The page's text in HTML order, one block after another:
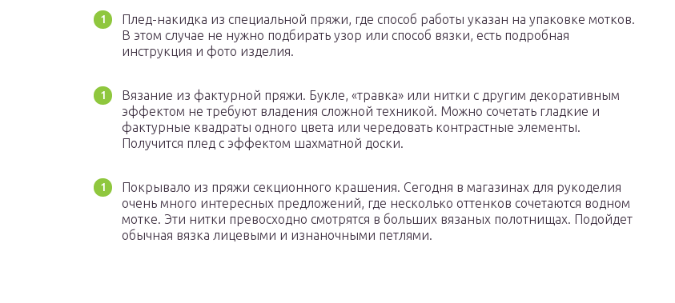
Плед-накидка из специальной пряжи, где способ работы указан на упаковке мотков.
В этом случае не нужно подбирать узор или способ вязки, есть подробная
инструкция и фото изделия.
Вязание из фактурной пряжи. Букле, «травка» или нитки с другим декоративным
эффектом не требуют владения сложной техникой. Можно сочетать гладкие и
фактурные квадраты одного цвета или чередовать контрастные элементы.
Получится плед с эффектом шахматной доски.
Покрывало из пряжи секционного крашения. Сегодня в магазинах для рукоделия
очень много интересных предложений, где несколько оттенков сочетаются водном
мотке. Эти нитки превосходно смотрятся в больших вязаных полотнищах. Подойдет
обычная вязка лицевыми и изнаночными петлями.